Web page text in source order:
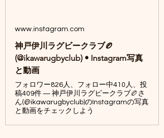
www.instagram.com
神戸伊川ラグビークラブ🏉
(@ikawarugbyclub) • Instagram写真
と動画
フォロワー826人、フォロー中410人、投
稿409件 ― 神戸伊川ラグビークラブ🏉さ
ん(@ikawarugbyclub)のInstagramの写真
と動画をチェックしよう